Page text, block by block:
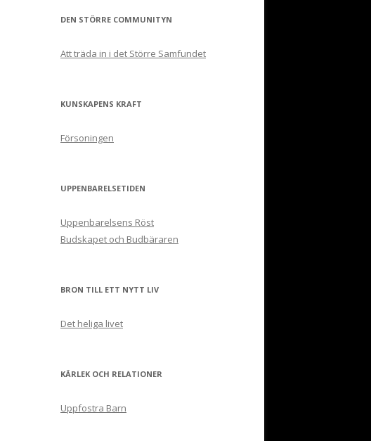
DEN STÖRRE COMMUNITYN
Att träda in i det Större Samfundet
KUNSKAPENS KRAFT
Försoningen
UPPENBARELSETIDEN
Uppenbarelsens Röst
Budskapet och Budbäraren
BRON TILL ETT NYTT LIV
Det heliga livet
KÄRLEK OCH RELATIONER
Uppfostra Barn